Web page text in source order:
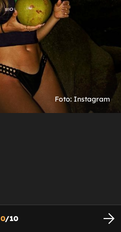
Foto: Instagram
0/10